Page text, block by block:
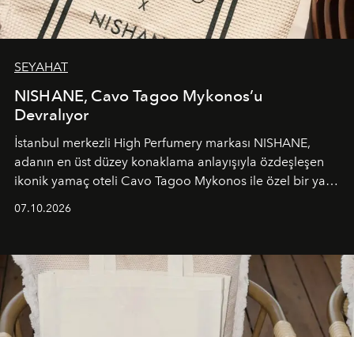
SEYAHAT
NISHANE, Cavo Tagoo Mykonos’u
Devralıyor
İstanbul merkezli High Perfumery markası NISHANE,
adanın en üst düzey konaklama anlayışıyla özdeşleşen
ikonik yamaç oteli Cavo Tagoo Mykonos ile özel bir yaz
buluşturarak markanın Cavo Tagoo’daki varlığını
sürükleyici ve mevsime özel bir deneyime dönüştürüyor.
07.10.2026